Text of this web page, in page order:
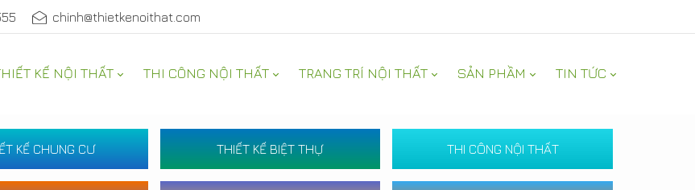
chinh@thietkenoithat.com
KẾ NỘI THẤT THI CÔNG NỘI THẤT TRANG TRÍ NỘI THẤT SẢN PHẦM TIN TỨC
KẾ CHUNG CƯ THIẾT KẾ BIỆT THỰ THI CÔNG NỘI THẤT